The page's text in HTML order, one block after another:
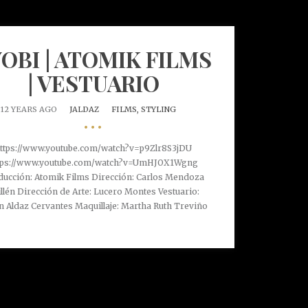
| ATOMIK FILMS
| VESTUARIO
12 YEARS AGO JALDAZ FILMS, STYLING
•••
www.youtube.com/watch?v=p9Zlr8S3jDU
www.youtube.com/watch?v=UmHJOX1Wgng
Atomik Films Dirección: Carlos Mendoza
Dirección de Arte: Lucero Montes Vestuario:
Aldaz Cervantes Maquillaje: Martha Ruth Treviño